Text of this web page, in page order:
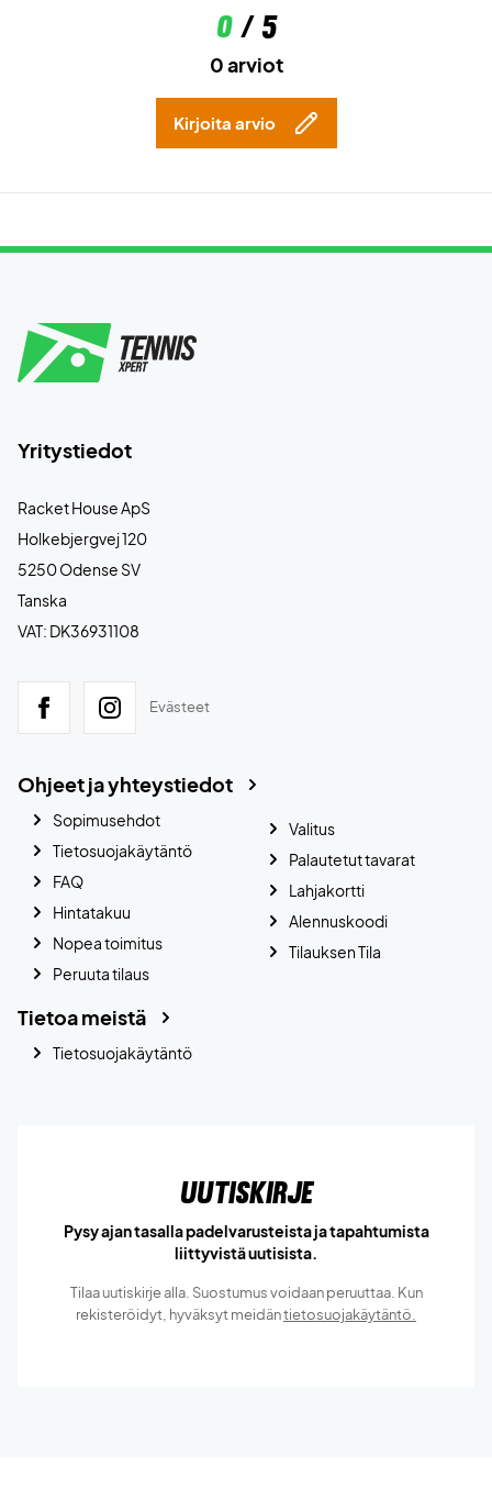
0/ 5
0 arviot
Kirjoita arvio
Yritystiedot
Racket House ApS
Holkebjergvej 120
5250 Odense SV
Tanska
VAT: DK36931108
Evästeet
Ohjeet ja yhteystiedot
Sopimusehdot
Tietosuojakäytäntö
FAQ
Hintatakuu
Nopea toimitus
Peruuta tilaus
Valitus
Palautetut tavarat
Lahjakortti
Alennuskoodi
Tilauksen Tila
Tietoa meistä
Tietosuojakäytäntö
Uutiskirje
Pysy ajan tasalla padelvarusteista ja tapahtumista
liittyvistä uutisista.
Tilaa uutiskirje alla. Suostumus voidaan peruuttaa. Kun
rekisteröidyt, hyväksyt meidäntietosuojakäytäntö.